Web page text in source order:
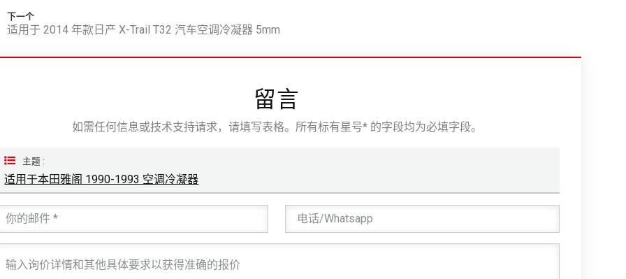
下一个
适用于 2014 年款日产 X-Trail T32 汽车空调冷凝器 5mm
留言
如需任何信息或技术支持请求，请填写表格。所有标有星号* 的字段均为必填字段。
主题 :
适用于本田雅阁 1990-1993 空调冷凝器